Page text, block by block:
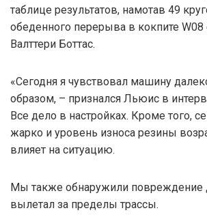
таблице результатов, намотав 49
обеденного перерыва в кокпите W08
Валттери Боттас.
«Сегодня я чувствовал машину
образом, – признался Льюис в
Все дело в настройках. Кроме того,
жарко и уровень износа резины
влияет на ситуацию.
Мы также обнаружили повреждение
вылетал за пределы трассы.